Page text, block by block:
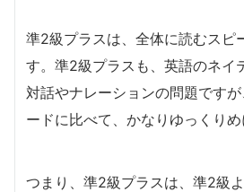
準2級プラスは、全体に読むスピ
す。準2級プラスも、英語のネイ
対話やナレーションの問題です
ードに比べて、かなりゆっくりめ
つまり、準2級プラスは、準2級